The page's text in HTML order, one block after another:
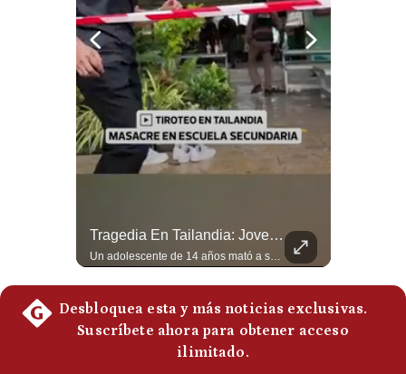
Preguntas
Tragedia En Tailandia: Joven De 14 Años Ataca A Su Familia Y Colegio | Gestión Mundo
Un adolescente de 14 años mató a sus abuelos y luego atacó su colegio de secundaria en Tailandia, dejando cinco fallecidos adicionales y más de 30 heridos antes de quitarse la vida. Según las autoridades y el primer ministro Anutin Charnvirakul, el hecho habría sido motivado por estrés académico extremo. El suceso reabre el debate sobre la alta posesión de armas de fuego en el país asiático. #Tailandia #Noticias #UltimaHora #NoticiasInternacionales #Shorts 👉 Suscríbete y activa la campana para no perderte nuestro análisis diario. 🌎 Síguenos en nuestras redes sociales: 📌 Web oficial: https://gestion.pe/mundo/ 📌 LinkedIn: http://bit.ly/3HYIET0 📌 X (Twitter): http://bit.ly/4noZtX9 📌 TikTok: http://bit.ly/4evB6TO